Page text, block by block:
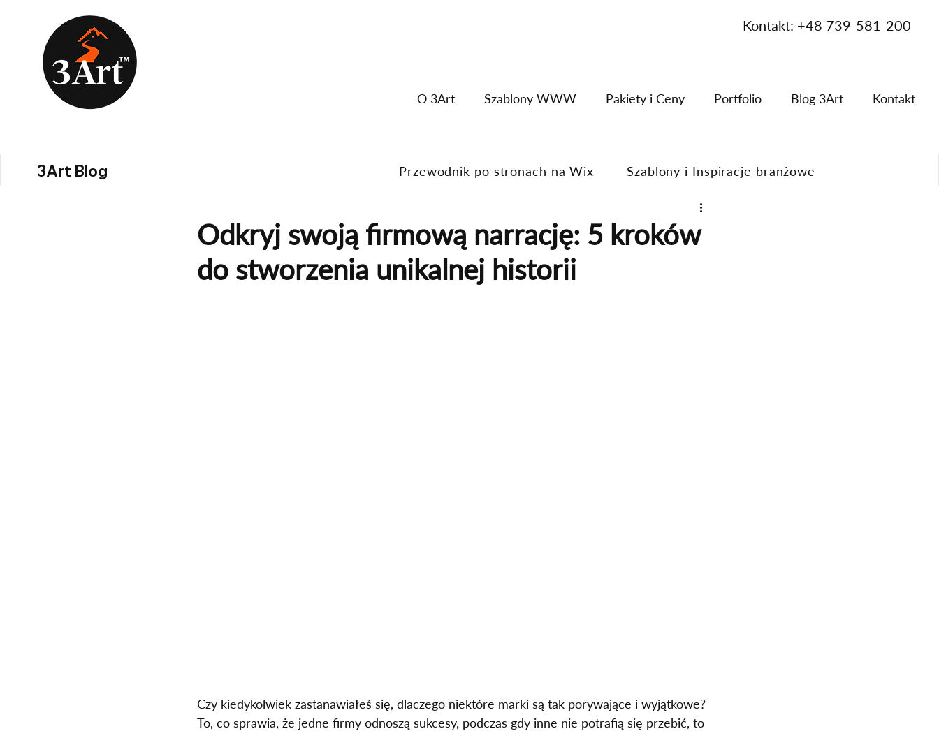
Kontakt: +48 739-581-200
O 3Art Szablony WWW Pakiety i Ceny Portfolio Blog 3Art Kontakt
3Art Blog Przewodnik po stronach na Wix Szablony i Inspiracje branżowe
Odkryj swoją firmową narrację: 5 kroków
do stworzenia unikalnej historii
Czy kiedykolwiek zastanawiałeś się, dlaczego niektóre marki są tak porywające i wyjątkowe?
To, co sprawia, że jedne firmy odnoszą sukcesy, podczas gdy inne nie potrafią się przebić, to